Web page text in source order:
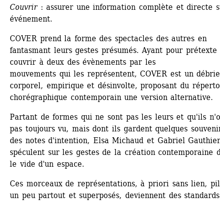
Couvrir : assurer une information complète et directe
événement.
COVER prend la forme des spectacles des autres en
fantasmant leurs gestes présumés. Ayant pour prétexte
couvrir à deux des évènements par les
mouvements qui les représentent, COVER est un
corporel, empirique et désinvolte, proposant du
chorégraphique contemporain une version alternative.
Partant de formes qui ne sont pas les leurs et qu'ils
pas toujours vu, mais dont ils gardent quelques
des notes d'intention, Elsa Michaud et Gabriel
spéculent sur les gestes de la création contemporaine
le vide d'un espace.
Ces morceaux de représentations, à priori sans lien,
un peu partout et superposés, deviennent des